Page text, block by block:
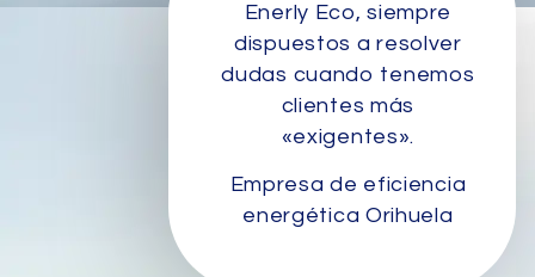
Enerly Eco, siempre
dispuestos a resolver
dudas cuando tenemos
clientes más
«exigentes».
Empresa de eficiencia
energética Orihuela